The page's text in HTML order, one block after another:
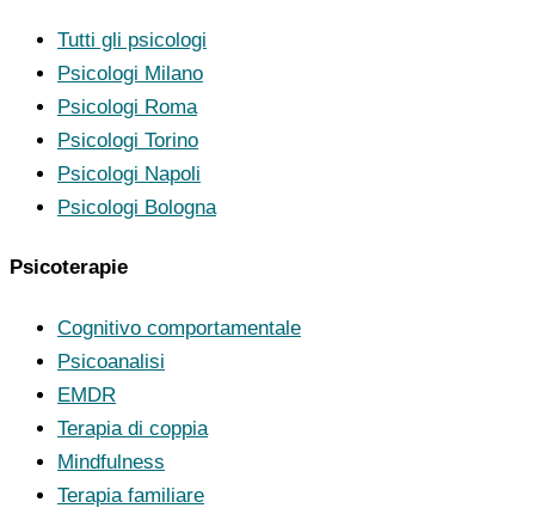
Tutti gli psicologi
Psicologi Milano
Psicologi Roma
Psicologi Torino
Psicologi Napoli
Psicologi Bologna
Psicoterapie
Cognitivo comportamentale
Psicoanalisi
EMDR
Terapia di coppia
Mindfulness
Terapia familiare